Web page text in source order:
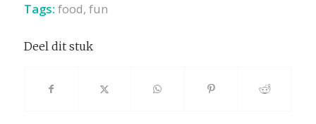
Tags: food, fun
Deel dit stuk